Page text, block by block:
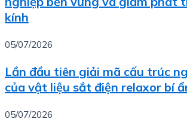
kính
05/07/2026
Lần đầu tiên giải mã cấu trúc
của vật liệu sắt điện relaxor bí
05/07/2026